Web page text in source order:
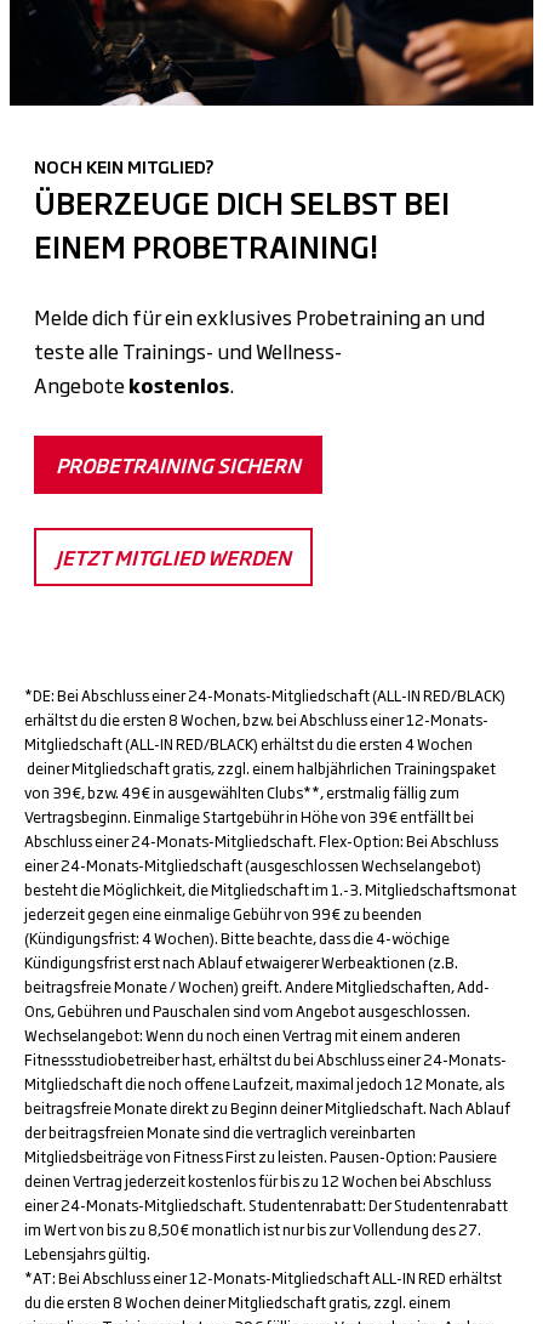
NOCH KEIN MITGLIED?
ÜBERZEUGE DICH SELBST BEI
EINEM PROBETRAINING!
Melde dich für ein exklusives Probetraining an und
teste alle Trainings- und Wellness-
Angebotekostenlos.
PROBETRAINING SICHERN
JETZT MITGLIED WERDEN
*DE: Bei Abschluss einer 24-Monats-Mitgliedschaft (ALL-IN RED/BLACK)
erhältst du die ersten 8 Wochen, bzw. bei Abschluss einer 12-Monats-
Mitgliedschaft (ALL-IN RED/BLACK) erhältst du die ersten 4 Wochen
deiner Mitgliedschaft gratis, zzgl. einem halbjährlichen Trainingspaket
von 39€, bzw. 49€ in ausgewählten Clubs**, erstmalig fällig zum
Vertragsbeginn. Einmalige Startgebühr in Höhe von 39€ entfällt bei
Abschluss einer 24-Monats-Mitgliedschaft. Flex-Option: Bei Abschluss
einer 24-Monats-Mitgliedschaft (ausgeschlossen Wechselangebot)
besteht die Möglichkeit, die Mitgliedschaft im 1.-3. Mitgliedschaftsmonat
jederzeit gegen eine einmalige Gebühr von 99€ zu beenden
(Kündigungsfrist: 4 Wochen). Bitte beachte, dass die 4-wöchige
Kündigungsfrist erst nach Ablauf etwaigerer Werbeaktionen (z.B.
beitragsfreie Monate / Wochen) greift. Andere Mitgliedschaften, Add-
Ons, Gebühren und Pauschalen sind vom Angebot ausgeschlossen.
Wechselangebot: Wenn du noch einen Vertrag mit einem anderen
Fitnessstudiobetreiber hast, erhältst du bei Abschluss einer 24-Monats-
Mitgliedschaft die noch offene Laufzeit, maximal jedoch 12 Monate, als
beitragsfreie Monate direkt zu Beginn deiner Mitgliedschaft. Nach Ablauf
der beitragsfreien Monate sind die vertraglich vereinbarten
Mitgliedsbeiträge von Fitness First zu leisten. Pausen-Option: Pausiere
deinen Vertrag jederzeit kostenlos für bis zu 12 Wochen bei Abschluss
einer 24-Monats-Mitgliedschaft. Studentenrabatt: Der Studentenrabatt
im Wert von bis zu 8,50€ monatlich ist nur bis zur Vollendung des 27.
Lebensjahrs gültig.
*AT: Bei Abschluss einer 12-Monats-Mitgliedschaft ALL-IN RED erhältst
du die ersten 8 Wochen deiner Mitgliedschaft gratis, zzgl. einem